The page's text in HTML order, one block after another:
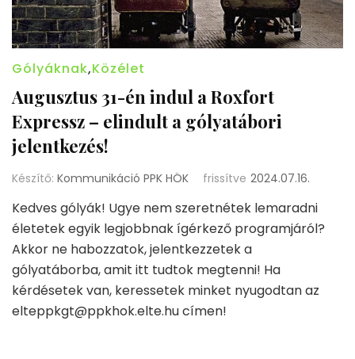
Gólyáknak,Közélet
Augusztus 31-én indul a Roxfort
Expressz – elindult a gólyatábori
jelentkezés!
Készítő: Kommunikáció PPK HÖK frissítve 2024.07.16.
Kedves gólyák! Ugye nem szeretnétek lemaradni
életetek egyik legjobbnak ígérkező programjáról?
Akkor ne habozzatok, jelentkezzetek a
gólyatáborba, amit itt tudtok megtenni! Ha
kérdésetek van, keressetek minket nyugodtan az
elteppkgt@ppkhok.elte.hu címen!